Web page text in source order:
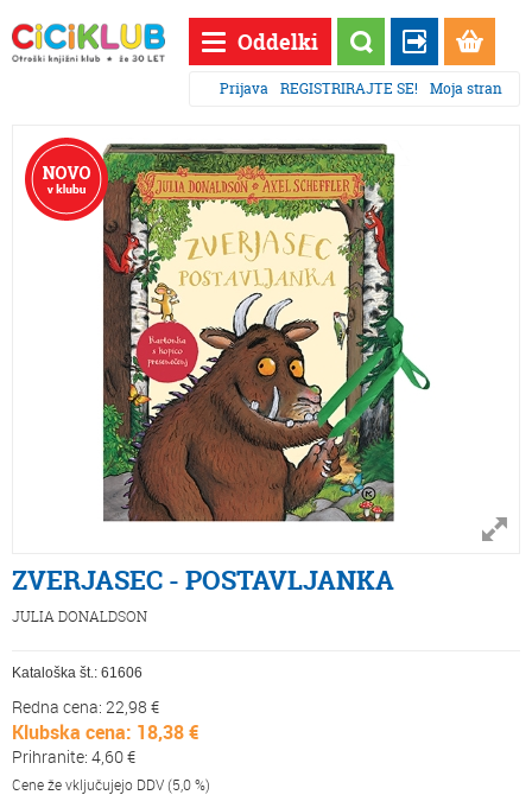
Oddelki
Prijava REGISTRIRAJTE SE! Moja stran
ZVERJASEC - POSTAVLJANKA
JULIA DONALDSON
Kataloška št.: 61606
Redna cena: 22,98 €
Klubska cena: 18,38 €
Prihranite: 4,60 €
Cene že vključujejo DDV (5,0 %)